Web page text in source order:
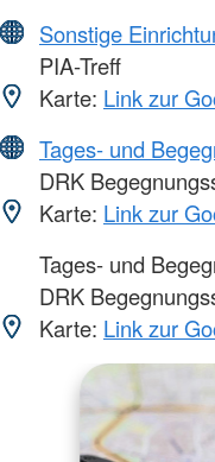
Sonstige
PIA-Treff
Karte: Link zur
Tages- und
DRK
Karte: Link zur
Tages- und
DRK
Karte: Link zur